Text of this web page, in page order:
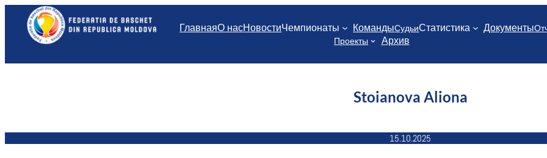
Перейти
содержимому
ГлавнаяО насНовостиЧемпионаты КомандыСудьиСтатистика Документы
Проекты
Архив
Stoianova Aliona
15.10.2025